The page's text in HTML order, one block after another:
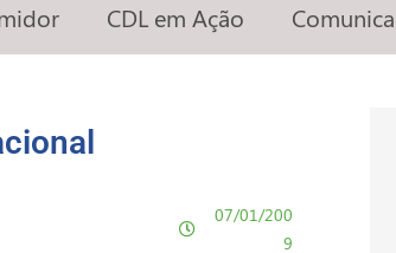
CDL em Ação
07/01/200
9